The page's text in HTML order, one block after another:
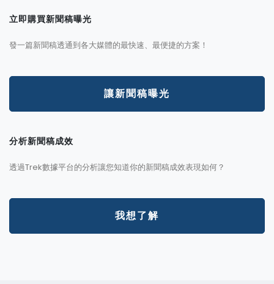
立即購買新聞稿曝光
發一篇新聞稿透通到各大媒體的最快速、最便捷的方案！
讓新聞稿曝光
分析新聞稿成效
透過Trek數據平台的分析讓您知道你的新聞稿成效表現如何？
我想了解